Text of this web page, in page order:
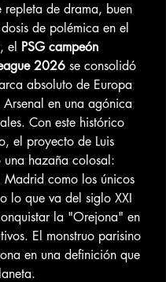
repleta de drama, buen
de polémica en el
el PSG campeón
2026 se consolidó
absoluto de Europa
en una agónica
Con este histórico
el proyecto de Luis
una hazaña colosal:
Madrid como los únicos
lo que va del siglo XXI
la "Orejona" en
El monstruo parisino
en una definición que